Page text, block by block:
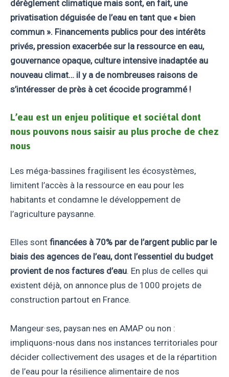
dérèglement climatique mais sont, en fait, une
privatisation déguisée de l’eau en tant que « bien
commun ». Financements publics pour des intérêts
privés, pression exacerbée sur la ressource en eau,
gouvernance opaque, culture intensive inadaptée au
nouveau climat… il y a de nombreuses raisons de
s’intéresser de près à cet écocide programmé !
L’eau est un enjeu politique et sociétal dont
nous pouvons nous saisir au plus proche de chez
nous
Les méga-bassines fragilisent les écosystèmes,
limitent l’accès à la ressource en eau pour les
habitants et condamne le développement de
l’agriculture paysanne.
Elles sont financées à 70% par de l’argent public par le
biais des agences de l’eau, dont l’essentiel du budget
provient de nos factures d’eau. En plus de celles qui
existent déjà, on annonce plus de 1000 projets de
construction partout en France.
Mangeur·ses, paysan·nes en AMAP ou non :
impliquons-nous dans nos instances territoriales pour
décider collectivement des usages et de la répartition
de l’eau pour la résilience alimentaire de nos